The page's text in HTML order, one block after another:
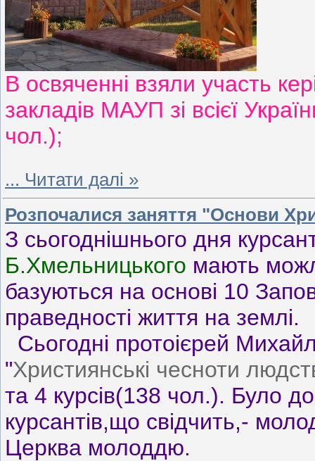
В освяченні взяли участь
закладів МАУП зі всієї
чол.);
... Читати далі »
Розпочалися заняття "Основи
З сьогоднішнього дня
Б.Хмельницького мають
базуються на основі 10
праведності життя на землі.
Сьогодні протоієрей
"Християнські чесноти
та 4 курсів(138 чол.). Було
курсантів,що свідчить,-
Церква молоддю.